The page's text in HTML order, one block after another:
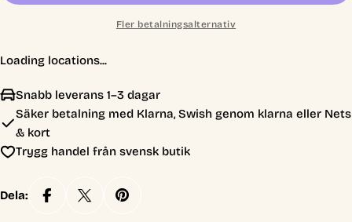
Fler betalningsalternativ
Loading locations...
Snabb leverans 1–3 dagar
Säker betalning med Klarna, Swish genom klarna eller Nets
& kort
Trygg handel från svensk butik
Dela: